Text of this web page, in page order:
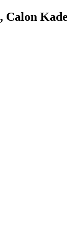
Calon